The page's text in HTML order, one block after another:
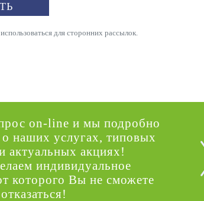
для сторонних рассылок.
on-line и мы подробно
наших услугах, типовых
актуальных акциях!
индивидуальное
которого Вы не сможете
отказаться!